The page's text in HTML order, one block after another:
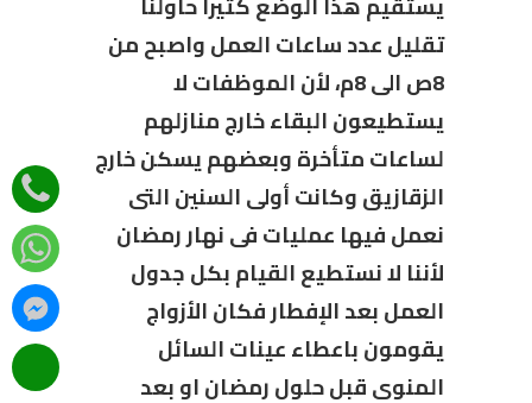
تقليل عدد ساعات العمل واصبح من
8ص الى 8م، لأن الموظفات لا
يستطيعون البقاء خارج منازلهم
لساعات متأخرة وبعضهم يسكن خارج
الزقازيق وكانت أولى السنين التى
نعمل فيها عمليات فى نهار رمضان
لأننا لا نستطيع القيام بكل جدول
العمل بعد الإفطار فكان الأزواج
يقومون باعطاء عينات السائل
المنوى قبل حلول رمضان او بعد